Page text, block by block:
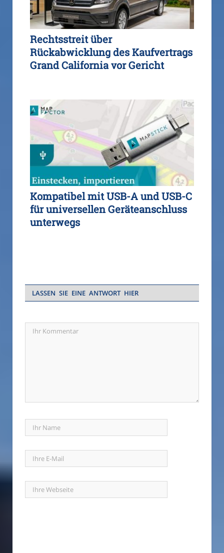
Rechtsstreit über
Rückabwicklung des Kaufvertrags
Grand California vor Gericht
Kompatibel mit USB-A und USB-C
für universellen Geräteanschluss
unterwegs
LASSEN SIE EINE ANTWORT HIER